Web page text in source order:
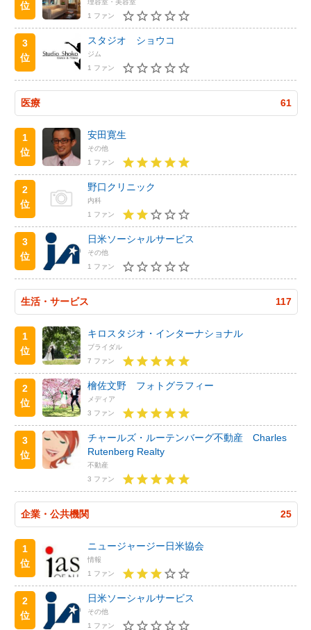
位
1 ファン
3
位
スタジオ ショウコ
ジム
1 ファン
医療 61
1
位
安田寛生
その他
1 ファン
2
位
野口クリニック
内科
1 ファン
3
位
日米ソーシャルサービス
その他
1 ファン
生活・サービス 117
1
位
キロスタジオ・インターナショナル
ブライダル
7 ファン
2
位
檜佐文野 フォトグラフィー
メディア
3 ファン
3
位
チャールズ・ルーテンバーグ不動産 Charles
Rutenberg Realty
不動産
3 ファン
企業・公共機関 25
1
位
ニュージャージー日米協会
情報
1 ファン
2
位
日米ソーシャルサービス
その他
1 ファン